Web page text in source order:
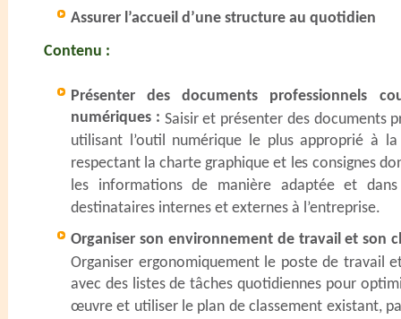
Assurer l’accueil d’une structure au quotidien
Contenu :
Présenter des documents professionnels
numériques : Saisir et présenter des documents
utilisant l’outil numérique le plus approprié à
respectant la charte graphique et les consignes
les informations de manière adaptée et
destinataires internes et externes à l’entreprise.
Organiser son environnement de travail et son
Organiser ergonomiquement le poste de travail
avec des listes de tâches quotidiennes pour
œuvre et utiliser le plan de classement existant,